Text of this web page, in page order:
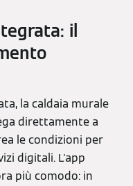
il
la caldaia murale
direttamente a
le condizioni per
digitali. L'app
più comodo: in